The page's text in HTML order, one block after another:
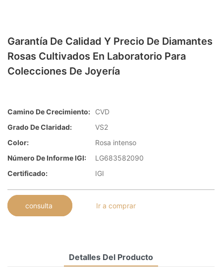
Garantía De Calidad Y Precio De Diamantes
Rosas Cultivados En Laboratorio Para
Colecciones De Joyería
Camino De Crecimiento:
CVD
Grado De Claridad:
VS2
Color:
Rosa intenso
Número De Informe IGI:
LG683582090
Certificado:
IGI
consulta Ir a comprar
Detalles Del Producto